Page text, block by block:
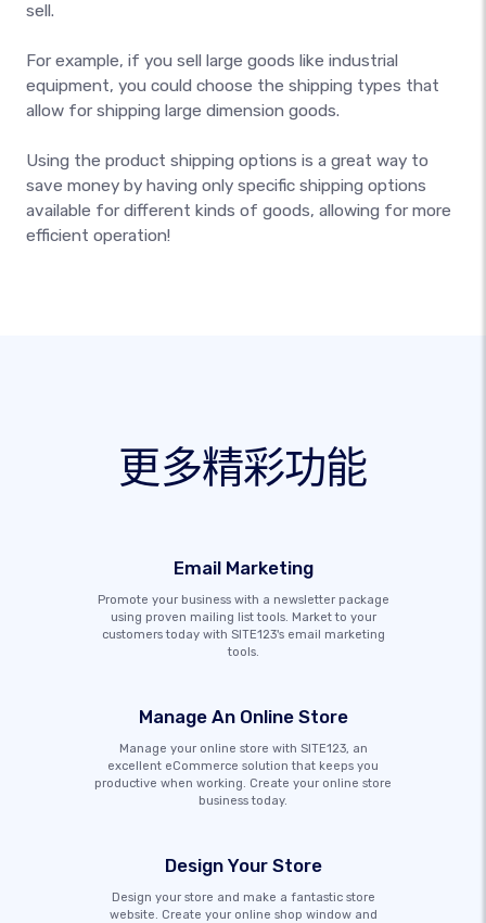
sell.
For example, if you sell large goods like industrial
equipment, you could choose the shipping types that
allow for shipping large dimension goods.
Using the product shipping options is a great way to
save money by having only specific shipping options
available for different kinds of goods, allowing for more
efficient operation!
更多精彩功能
Email Marketing
Promote your business with a newsletter package
using proven mailing list tools. Market to your
customers today with SITE123's email marketing
tools.
Manage An Online Store
Manage your online store with SITE123, an
excellent eCommerce solution that keeps you
productive when working. Create your online store
business today.
Design Your Store
Design your store and make a fantastic store
website. Create your online shop window and